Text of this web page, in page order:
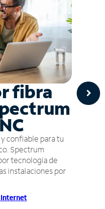
fibra
confiable para tu
Spectrum
tecnología de
instalaciones por